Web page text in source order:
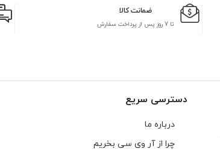
ضمانت کالا
تا 7 روز پس از پرداخت سفارش
دسترسی سریع
درباره ما
چرا از آر وی سی بخریم